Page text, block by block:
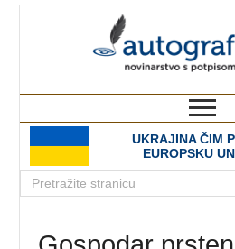
UKRAJINA ČIM
EUROPSKU